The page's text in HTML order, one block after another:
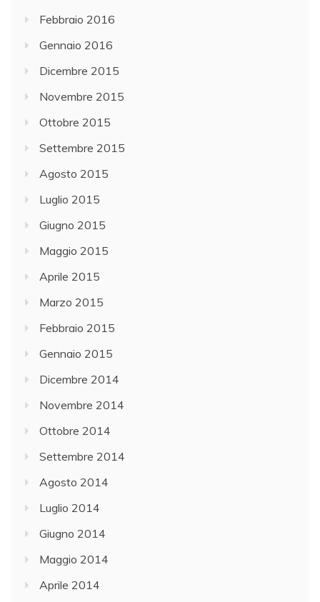
Febbraio 2016
Gennaio 2016
Dicembre 2015
Novembre 2015
Ottobre 2015
Settembre 2015
Agosto 2015
Luglio 2015
Giugno 2015
Maggio 2015
Aprile 2015
Marzo 2015
Febbraio 2015
Gennaio 2015
Dicembre 2014
Novembre 2014
Ottobre 2014
Settembre 2014
Agosto 2014
Luglio 2014
Giugno 2014
Maggio 2014
Aprile 2014